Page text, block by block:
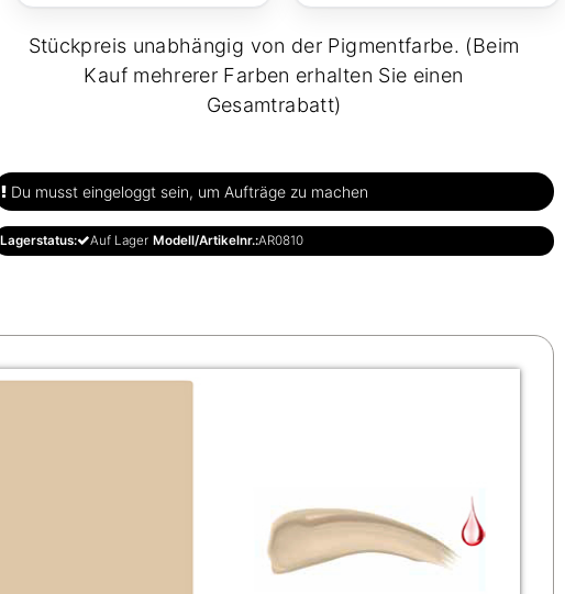
Stückpreis unabhängig von der Pigmentfarbe. (Beim
Kauf mehrerer Farben erhalten Sie einen
Gesamtrabatt)
Du musst eingeloggt sein, um Aufträge zu machen
Lagerstatus: Auf Lager Modell/Artikelnr.:AR0810